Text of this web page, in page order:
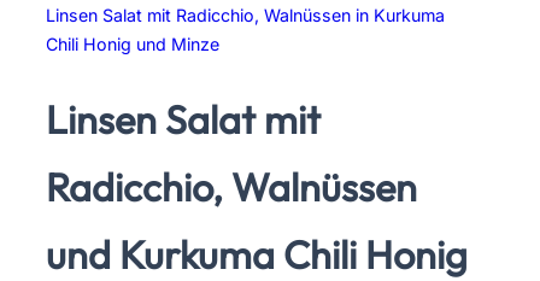
Linsen Salat mit Radicchio, Walnüssen in Kurkuma
Chili Honig und Minze
Linsen Salat mit
Radicchio, Walnüssen
und Kurkuma Chili Honig